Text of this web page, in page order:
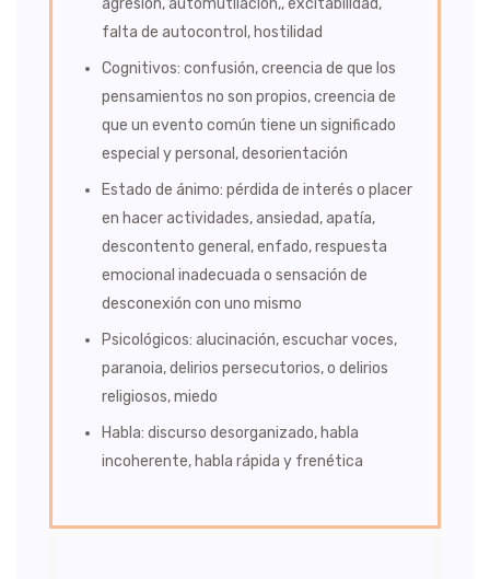
falta de autocontrol, hostilidad
Cognitivos: confusión, creencia de que los
pensamientos no son propios, creencia de
que un evento común tiene un significado
especial y personal, desorientación
Estado de ánimo: pérdida de interés o placer
en hacer actividades, ansiedad, apatía,
descontento general, enfado, respuesta
emocional inadecuada o sensación de
desconexión con uno mismo
Psicológicos: alucinación, escuchar voces,
paranoia, delirios persecutorios, o delirios
religiosos, miedo
Habla: discurso desorganizado, habla
incoherente, habla rápida y frenética